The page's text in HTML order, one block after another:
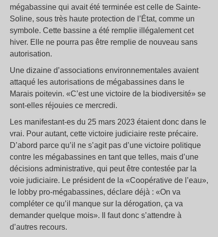
mégabassine qui avait été terminée est celle de Sainte-
Soline, sous très haute protection de l’État, comme un
symbole. Cette bassine a été remplie illégalement cet
hiver. Elle ne pourra pas être remplie de nouveau sans
autorisation.
Une dizaine d’associations environnementales avaient
attaqué les autorisations de mégabassines dans le
Marais poitevin. «C’est une victoire de la biodiversité» se
sont-elles réjouies ce mercredi.
Les manifestant-es du 25 mars 2023 étaient donc dans le
vrai. Pour autant, cette victoire judiciaire reste précaire.
D’abord parce qu’il ne s’agit pas d’une victoire politique
contre les mégabassines en tant que telles, mais d’une
décisions administrative, qui peut être contestée par la
voie judiciaire. Le président de la «Coopérative de l’eau»,
le lobby pro-mégabassines, déclare déjà : «On va
compléter ce qu’il manque sur la dérogation, ça va
demander quelque mois». Il faut donc s’attendre à
d’autres recours.